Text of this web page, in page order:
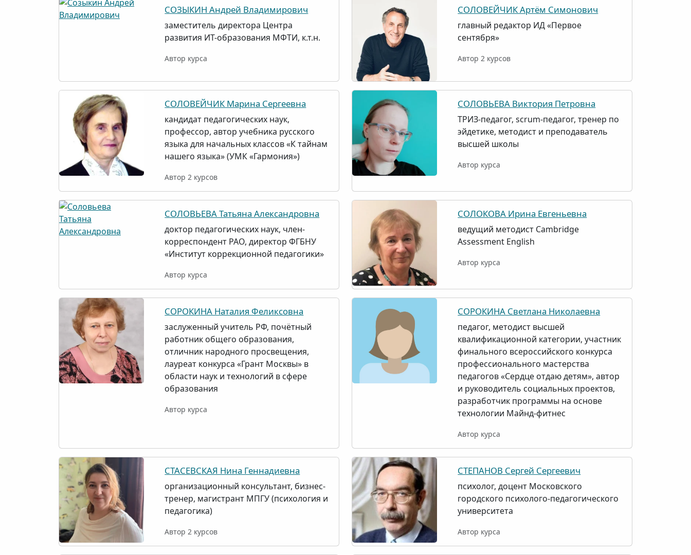
СОЗЫКИН Андрей Владимирович
заместитель директора Центра
развития ИТ-образования МФТИ, к.т.н.
Автор курса
СОЛОВЕЙЧИК Артём Симонович
главный редактор ИД «Первое
сентября»
Автор 2 курсов
СОЛОВЕЙЧИК Марина Сергеевна
кандидат педагогических наук,
профессор, автор учебника русского
языка для начальных классов «К тайнам
нашего языка» (УМК «Гармония»)
Автор 2 курсов
СОЛОВЬЕВА Виктория Петровна
ТРИЗ-педагог, scrum-педагог, тренер по
эйдетике, методист и преподаватель
высшей школы
Автор курса
СОЛОВЬЕВА Татьяна Александровна
доктор педагогических наук, член-
корреспондент РАО, директор ФГБНУ
«Институт коррекционной педагогики»
Автор курса
СОЛОКОВА Ирина Евгеньевна
ведущий методист Cambridge
Assessment English
Автор курса
СОРОКИНА Наталия Феликсовна
заслуженный учитель РФ, почётный
работник общего образования,
отличник народного просвещения,
лауреат конкурса «Грант Москвы» в
области наук и технологий в сфере
образования
Автор курса
СОРОКИНА Светлана Николаевна
педагог, методист высшей
квалификационной категории, участник
финального всероссийского конкурса
профессионального мастерства
педагогов «Сердце отдаю детям», автор
и руководитель социальных проектов,
разработчик программы на основе
технологии Майнд-фитнес
Автор курса
СТАСЕВСКАЯ Нина Геннадиевна
организационный консультант, бизнес-
тренер, магистрант МПГУ (психология и
педагогика)
Автор 2 курсов
СТЕПАНОВ Сергей Сергеевич
психолог, доцент Московского
городского психолого-педагогического
университета
Автор курса